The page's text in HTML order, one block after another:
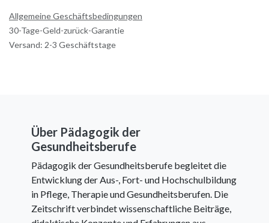
Allgemeine Geschäftsbedingungen
30-Tage-Geld-zurück-Garantie
Versand: 2-3 Geschäftstage
Über Pädagogik der
Gesundheitsberufe
Pädagogik der Gesundheitsberufe begleitet die
Entwicklung der Aus-, Fort- und Hochschulbildung
in Pflege, Therapie und Gesundheitsberufen. Die
Zeitschrift verbindet wissenschaftliche Beiträge,